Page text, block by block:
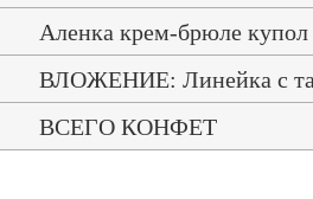
Аленка крем-брюле купол
ВЛОЖЕНИЕ: Линейка с
ВСЕГО КОНФЕТ